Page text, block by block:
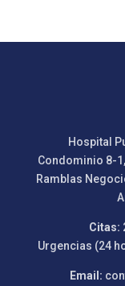
Hospital
Condominio 8-
Ramblas
Citas:
Urgencias (24
Email: